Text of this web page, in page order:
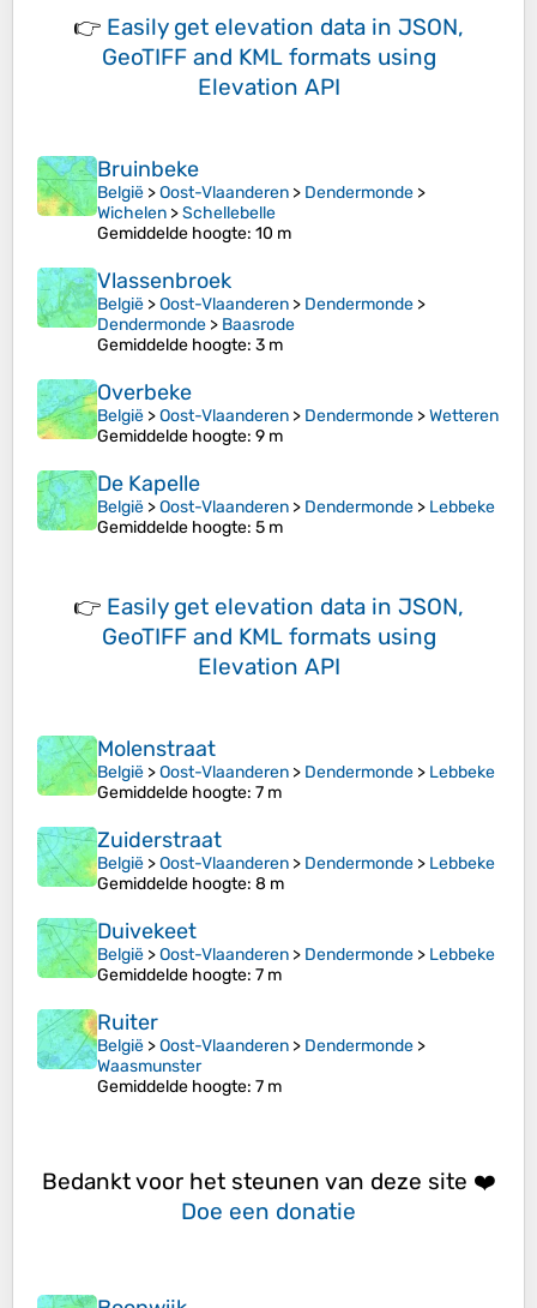
👉 Easily get elevation data in JSON,
GeoTIFF and KML formats using
Elevation API
Bruinbeke
België >Oost-Vlaanderen > Dendermonde >
Wichelen >Schellebelle
Gemiddelde hoogte: 10 m
Vlassenbroek
België >Oost-Vlaanderen > Dendermonde >
Dendermonde > Baasrode
Gemiddelde hoogte: 3 m
Overbeke
België >Oost-Vlaanderen > Dendermonde >Wetteren
Gemiddelde hoogte: 9 m
De Kapelle
België >Oost-Vlaanderen > Dendermonde > Lebbeke
Gemiddelde hoogte: 5 m
👉 Easily get elevation data in JSON,
GeoTIFF and KML formats using
Elevation API
Molenstraat
België >Oost-Vlaanderen > Dendermonde > Lebbeke
Gemiddelde hoogte: 7 m
Zuiderstraat
België >Oost-Vlaanderen > Dendermonde > Lebbeke
Gemiddelde hoogte: 8 m
Duivekeet
België >Oost-Vlaanderen > Dendermonde > Lebbeke
Gemiddelde hoogte: 7 m
Ruiter
België >Oost-Vlaanderen > Dendermonde >
Waasmunster
Gemiddelde hoogte: 7 m
Bedankt voor het steunen van deze site ❤️
Doe een donatie